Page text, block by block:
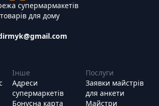
супермармакетів
для дому
Інше
Адреси
супермаркетів
Бонусна карта
Послуги
Заявки майстрів
для анкети
Майстри